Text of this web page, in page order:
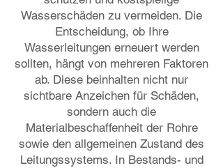
Wasserschäden zu vermeiden. Die
Entscheidung, ob Ihre
Wasserleitungen erneuert werden
sollten, hängt von mehreren Faktoren
ab. Diese beinhalten nicht nur
sichtbare Anzeichen für Schäden,
sondern auch die
Materialbeschaffenheit der Rohre
sowie den allgemeinen Zustand des
Leitungssystems. In Bestands- und